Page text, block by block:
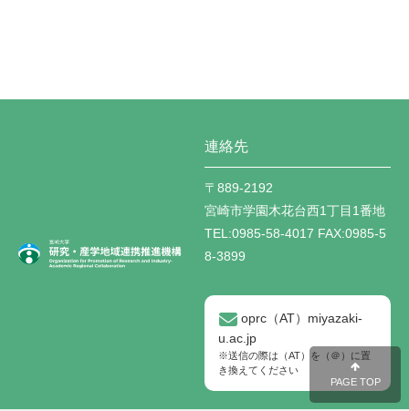
連絡先
〒889-2192
宮崎市学園木花台西1丁目1番地
TEL:0985-58-4017 FAX:0985-5
8-3899
oprc（AT）miyazaki-
u.ac.jp
※送信の際は（AT）を（＠）に置
き換えてください
PAGE TOP